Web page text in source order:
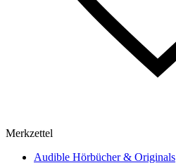
Merkzettel
Audible Hörbücher & Originals